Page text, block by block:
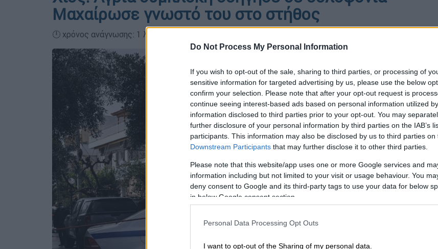
Do Not Process My Personal Information
If you wish to opt-out of the sale, sharing to third parties, or processing of
sensitive information for targeted advertising by us, please use the below
confirm your selection. Please note that after your opt-out request is
continue seeing interest-based ads based on personal information utilized
information disclosed to third parties prior to your opt-out. You may
further disclosure of your personal information by third parties on the IAB’s
participants. This information may also be disclosed by us to third parties on
Downstream Participants that may further disclose it to other third parties.
Please note that this website/app uses one or more Google services and
information including but not limited to your visit or usage behaviour. You
deny consent to Google and its third-party tags to use your data for below
in below Google consent section.
Personal Data Processing Opt Outs
I want to opt-out of the Sharing of my personal data.
Μαχαίρωσε γνωστό του στο στήθος
🕛 χρόνος ανάγνωσης: 1 λεπτό ┋